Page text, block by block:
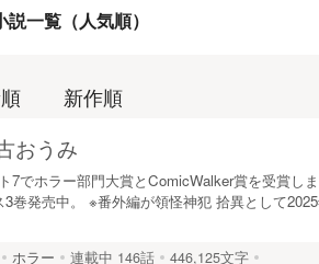
一覧（人気順）
新作順
おうみ
7でホラー部門大賞とComicWalker賞を受賞しま
巻発売中。 ※番外編が領怪神犯 拾異として2025
ホラー 連載中 146話
446,125文字